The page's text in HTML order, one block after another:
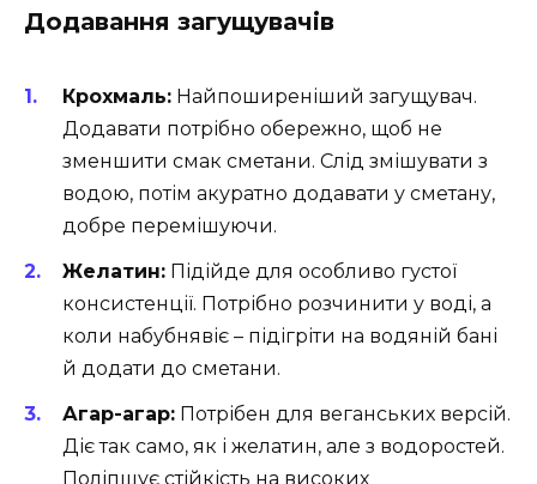
Додавання загущувачів
Крохмаль: Найпоширеніший загущувач.
Додавати потрібно обережно, щоб не
зменшити смак сметани. Слід змішувати з
водою, потім акуратно додавати у сметану,
добре перемішуючи.
Желатин: Підійде для особливо густої
консистенції. Потрібно розчинити у воді, а
коли набубнявіє – підігріти на водяній бані
й додати до сметани.
Агар-агар: Потрібен для веганських версій.
Діє так само, як і желатин, але з водоростей.
Поліпшує стійкість на високих